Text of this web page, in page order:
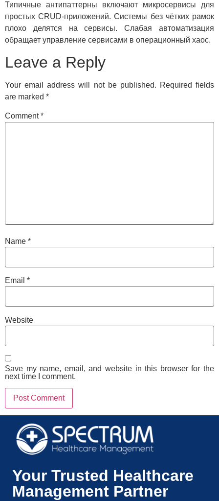
Типичные антипаттерны включают микросервисы для
простых CRUD-приложений. Системы без чётких рамок
плохо делятся на сервисы. Слабая автоматизация
обращает управление сервисами в операционный хаос.
Leave a Reply
Your email address will not be published. Required fields
are marked *
Comment*
Name *
Email *
Website
Save my name, email, and website in this browser for the
next time I comment.
Your Trusted Healthcare
Management Partner